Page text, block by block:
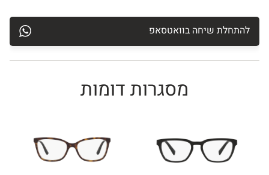
להתחלת שיחה בוואטסאפ
מסגרות דומות